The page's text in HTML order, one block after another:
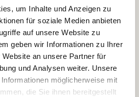
um Inhalte und Anzeigen zu
für soziale Medien anbieten
auf unsere Website zu
geben wir Informationen zu Ihrer
an unsere Partner für
und Analysen weiter. Unsere
möglicherweise mit
die Sie ihnen bereitgestellt
dass meine personenbezogenen Daten
der Durchführung der Kontaktanfrage
der Garitz Bewirtschaftungsbetriebe
Straße 2, 97688 Bad Kissingen
an die für das Stellenangebot
Kontaktaufnahme weitergegeben
kann ich jederzeit gegenüber dem